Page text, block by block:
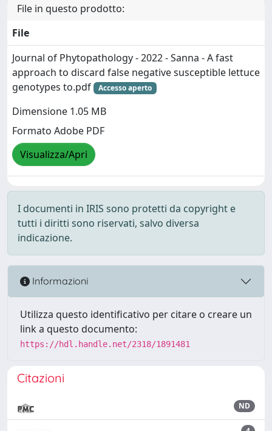
File in questo prodotto:
File
Journal of Phytopathology - 2022 - Sanna - A fast
approach to discard false negative susceptible lettuce
genotypes to.pdf
Accesso aperto
Dimensione 1.05 MB
Formato Adobe PDF
Visualizza/Apri
I documenti in IRIS sono protetti da copyright e
tutti i diritti sono riservati, salvo diversa
indicazione.
Informazioni
Utilizza questo identificativo per citare o creare un
link a questo documento:
https://hdl.handle.net/2318/1891481
Citazioni
ND